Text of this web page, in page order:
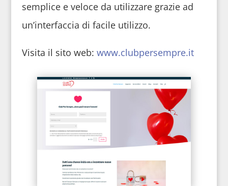
semplice e veloce da utilizzare grazie ad
un’interfaccia di facile utilizzo.
Visita il sito web: www.clubpersempre.it